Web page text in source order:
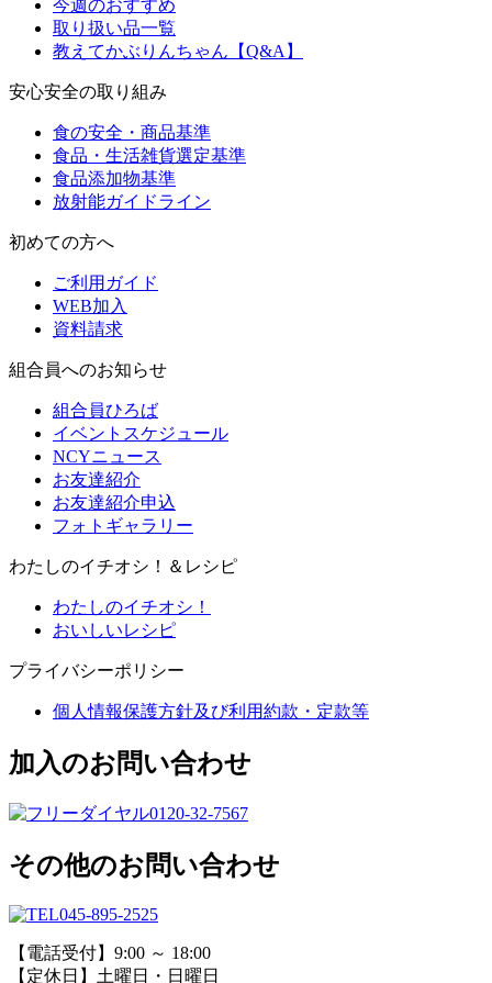
今週のおすすめ
取り扱い品一覧
教えてかぶりんちゃん【Q&A】
安心安全の取り組み
食の安全・商品基準
食品・生活雑貨選定基準
食品添加物基準
放射能ガイドライン
初めての方へ
ご利用ガイド
WEB加入
資料請求
組合員へのお知らせ
組合員ひろば
イベントスケジュール
NCYニュース
お友達紹介
お友達紹介申込
フォトギャラリー
わたしのイチオシ！＆レシピ
わたしのイチオシ！
おいしいレシピ
プライバシーポリシー
個人情報保護方針及び利用約款・定款等
加入のお問い合わせ
0120-32-7567
その他のお問い合わせ
045-895-2525
【電話受付】9:00 ～ 18:00
【定休日】土曜日・日曜日